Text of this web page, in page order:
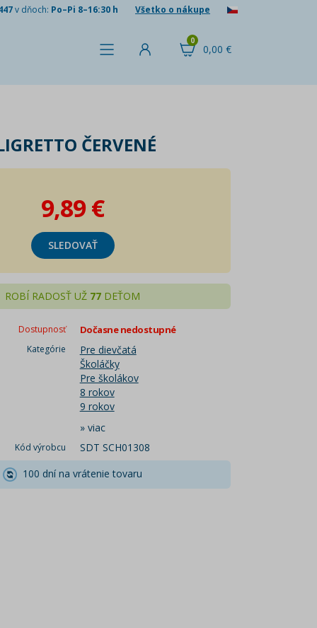
v dňoch: Po–Pi 8–16:30 h Všetko o nákupe
0,00 €
0
ČERVENÉ
9,89 €
SLEDOVAŤ
ROBÍ RADOSŤ UŽ 77 DEŤOM
Dostupnosť Dočasne nedostupné
Kategórie
Pre dievčatá
Školáčky
Pre školákov
8 rokov
9 rokov
» viac
Kód výrobcu
SDT SCH01308
100 dní na vrátenie tovaru